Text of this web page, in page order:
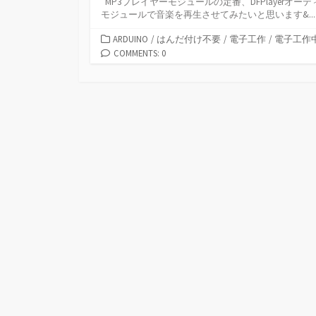
モジュールで音楽を再生させてみたいと思います&...
カ
テ
ARDUINO / はんだ付け不要 / 電子工作 / 電子工作
COMMENTS: 0